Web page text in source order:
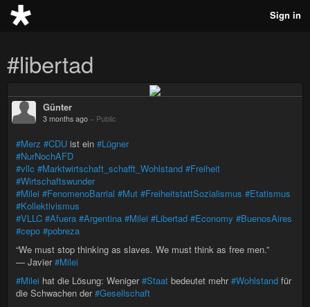
Sign in
#libertad
Günter
3 months ago – Public
#Merz #CDU ist ein #Lügner
#NurNochAFD
#vllc #Marktwirtschaft_schafft_Wohlstand #Freiheit
#Wirtschaftswunder
#Milei #FenomenoBarrial #Mut #FreiheitstattSozialismus #Etatismus
#Kollektivismus
#VLLC #Afuera #Argentina #Milei #Libertad #Economy #BuenosAires
#cepo #pobreza
“We must stop thinking as slaves. We must think as free men.”
— Javier#Milei
#Milei hat die Lösung: Weniger#Staat bedeutet mehr#Wohlstand für
die Schwachen der#Gesellschaft